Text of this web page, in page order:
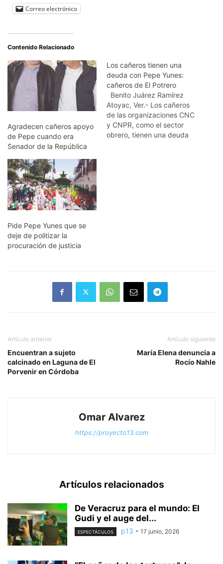
Correo electrónico
Contenido Relacionado
Agradecen cañeros apoyo
de Pepe cuando era
Senador de la República
Los cañeros tienen una
deuda con Pepe Yunes:
cañeros de El Potrero
Benito Juárez Ramírez
Atoyac, Ver.- Los cañeros
de las organizaciones CNC
y CNPR, como el sector
obrero, tienen una deuda
Pide Pepe Yunes que se
deje de politizar la
procuración de justicia
Artículo anterior
Encuentran a sujeto
calcinado en Laguna de El
Porvenir en Córdoba
Artículo siguiente
María Elena denuncia a
Rocío Nahle
Omar Alvarez
https://proyecto13.com
Artículos relacionados
De Veracruz para el mundo: El
Gudi y el auge del...
ESPECTÁCULOS p13 - 17 junio, 2026